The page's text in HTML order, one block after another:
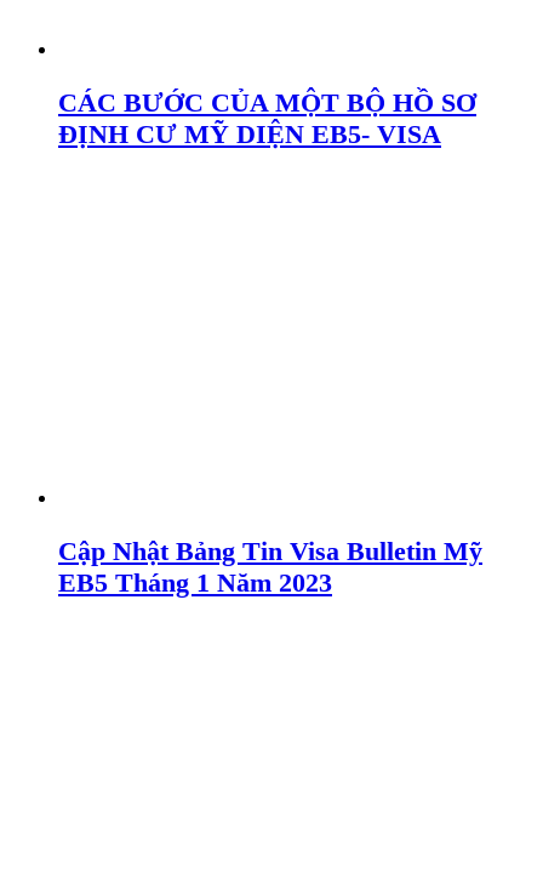
CÁC BƯỚC CỦA MỘT BỘ HỒ SƠ
ĐỊNH CƯ MỸ DIỆN EB5- VISA
Cập Nhật Bảng Tin Visa Bulletin Mỹ
EB5 Tháng 1 Năm 2023